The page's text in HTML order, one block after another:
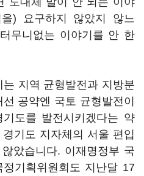
) 요구하지 않았지 않느
무니없는 이야기를 안 한
지역 균형발전과 지방분
공약엔 국토 균형발전이
도를 발전시키겠다는 약
기도 지자체의 서울 편입
았습니다. 이재명정부 국
기획위원회도 지난달 17